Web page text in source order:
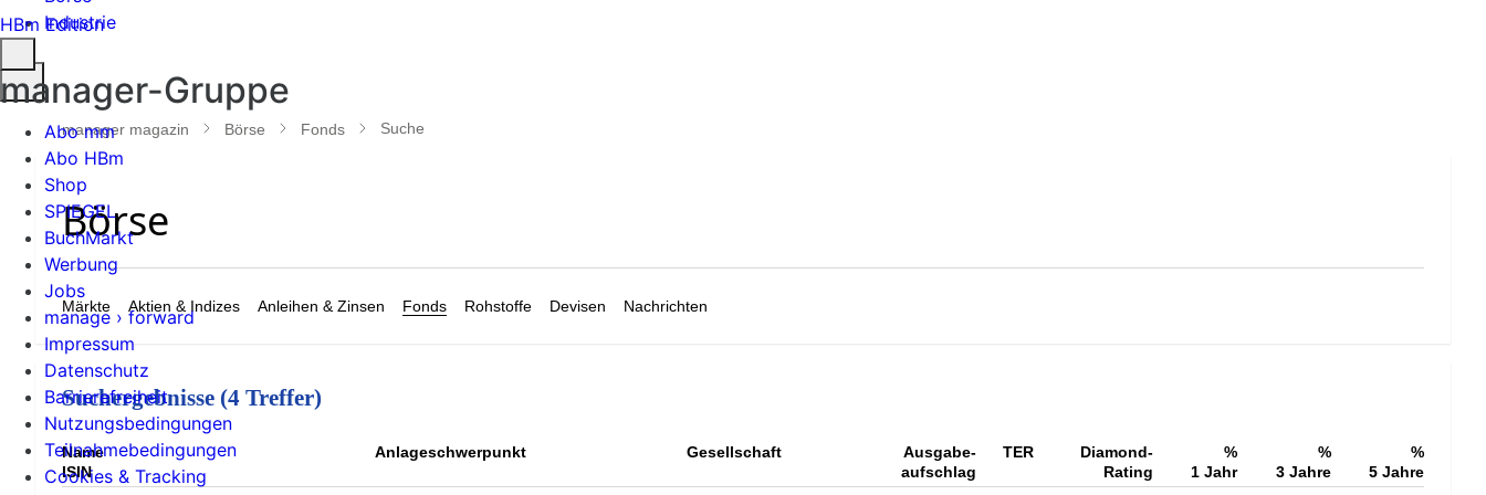
Industrie
Suche
öffnen
manager magazin Börse Fonds Suche
Märkte Aktien & Indizes Anleihen & Zinsen Fonds Rohstoffe Devisen Nachrichten
Suchergebnisse (4 Treffer)
Name
ISIN
Anlageschwerpunkt Gesellschaft
Ausgabe-
aufschlag
TER
Diamond-
Rating
%
1 Jahr
%
3 Jahre
%
5 Jahre
HBm Edition
manager-Gruppe
Abo mm
Abo HBm
Shop
SPIEGEL
BuchMarkt
Werbung
Jobs
manage › forward
Impressum
Datenschutz
Barrierefreiheit
Nutzungsbedingungen
Teilnahmebedingungen
Cookies & Tracking